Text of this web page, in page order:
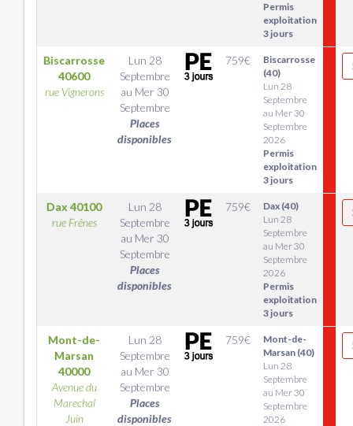
Permis
exploitation
3 jours
Biscarrosse
40600
rue Vignerons
Lun 28
Septembre
au Mer 30
Septembre
Places
disponibles
759€
Biscarrosse
(40)
Lun 28
Septembre
au Mer 30
Septembre
2026
Permis
exploitation
3 jours
Dax 40100
rue Frênes
Lun 28
Septembre
au Mer 30
Septembre
Places
disponibles
759€
Dax (40)
Lun 28
Septembre
au Mer 30
Septembre
2026
Permis
exploitation
3 jours
Mont-de-
Marsan
40000
Avenue du
Marechal
Juin
Lun 28
Septembre
au Mer 30
Septembre
Places
disponibles
759€
Mont-de-
Marsan (40)
Lun 28
Septembre
au Mer 30
Septembre
2026